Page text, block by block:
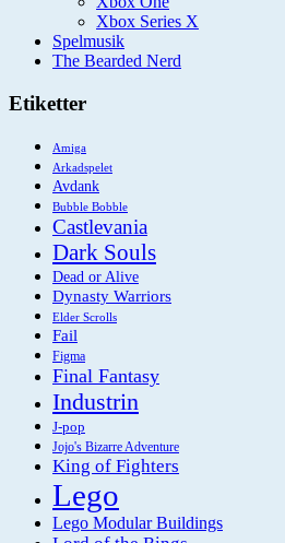
Xbox Series X
Spelmusik
The Bearded Nerd
Etiketter
Amiga
Arkadspelet
Avdank
Bubble Bobble
Castlevania
Dark Souls
Dead or Alive
Dynasty Warriors
Elder Scrolls
Fail
Figma
Final Fantasy
Industrin
J-pop
Jojo's Bizarre Adventure
King of Fighters
Lego
Lego Modular Buildings